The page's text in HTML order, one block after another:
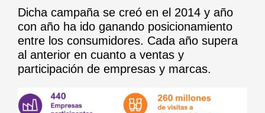
Dicha campaña se creó en el 2014 y año
con año ha ido ganando posicionamiento
entre los consumidores. Cada año supera
al anterior en cuanto a ventas y
participación de empresas y marcas.